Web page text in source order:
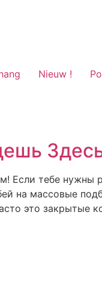
Nieuw !
Если тебе нужны
на массовые
это закрытые